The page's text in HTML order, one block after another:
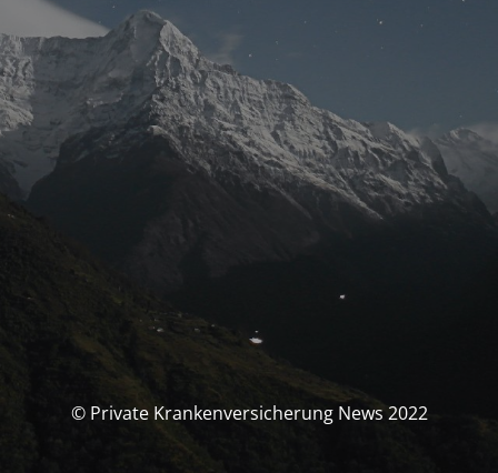
© Private Krankenversicherung News 2022